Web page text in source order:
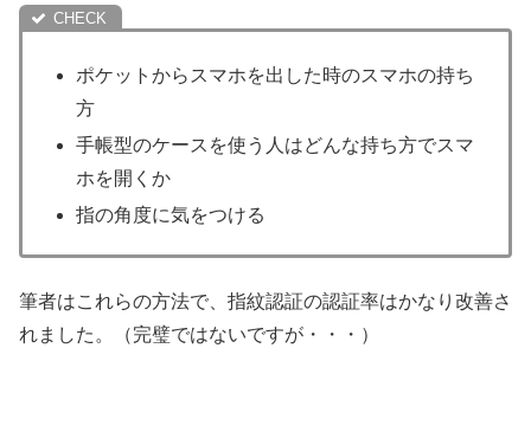
ポケットからスマホを出した時のスマホの持ち
方
手帳型のケースを使う人はどんな持ち方でスマ
ホを開くか
指の角度に気をつける
筆者はこれらの方法で、指紋認証の認証率はかなり改善さ
れました。（完璧ではないですが・・・）